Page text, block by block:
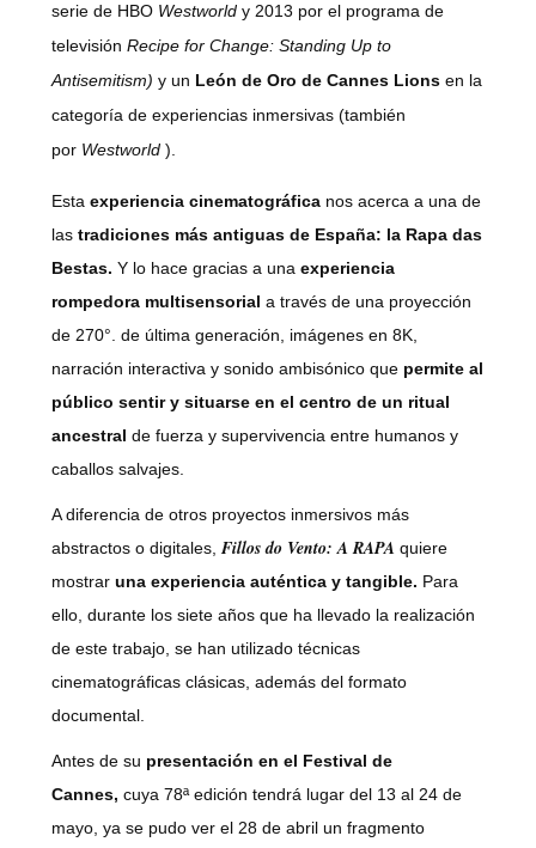
serie de HBO Westworld y 2013 por el programa de
televisión Recipe for Change: Standing Up to
Antisemitism) y un León de Oro de Cannes Lions en la
categoría de experiencias inmersivas (también
por Westworld ).
Esta experiencia cinematográficanos acerca a una de
las tradiciones más antiguas de España: la Rapa das
Bestas. Y lo hace gracias a una experiencia
rompedora multisensorial a través de una proyección
de 270°. de última generación, imágenes en 8K,
narración interactiva y sonido ambisónico que permite al
público sentir y situarse en el centro de un ritual
ancestral de fuerza y supervivencia entre humanos y
caballos salvajes.
A diferencia de otros proyectos inmersivos más
abstractos o digitales, Fillos do Vento: A RAPA quiere
mostrar una experiencia auténtica y tangible. Para
ello, durante los siete años que ha llevado la realización
de este trabajo, se han utilizado técnicas
cinematográficas clásicas, además del formato
documental.
Antes de su presentación en el Festival de
Cannes, cuya 78ª edición tendrá lugar del 13 al 24 de
mayo, ya se pudo ver el 28 de abril un fragmento